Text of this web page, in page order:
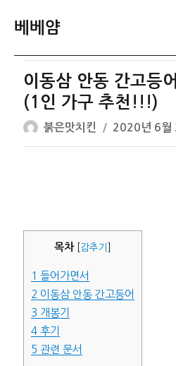
베베얌
이동삼 안동 간고등
(1인 가구 추천!!!)
글
쓴
붉은맛치킨
작
성
2020년 6월
목차 감추기
1 들어가면서
2 이동삼 안동 간고등어
3 개봉기
4후기
5 관련 문서